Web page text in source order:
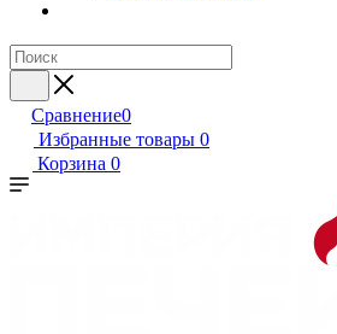
Сравнение0
Избранные товары 0
Корзина 0